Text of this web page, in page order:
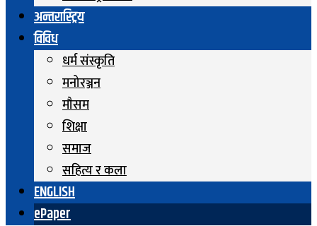
अन्तरास्ट्रिय
विविध
धर्म संस्कृति
मनोरञ्जन
माैसम
शिक्षा
समाज
सहित्य र कला
ENGLISH
ePaper